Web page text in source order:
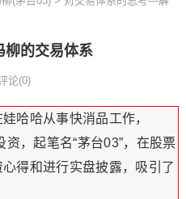
的交易体系
论(0)
哈哈从事快消品工作，
，起笔名“茅台03”，在股票
得和进行实盘披露，吸引了